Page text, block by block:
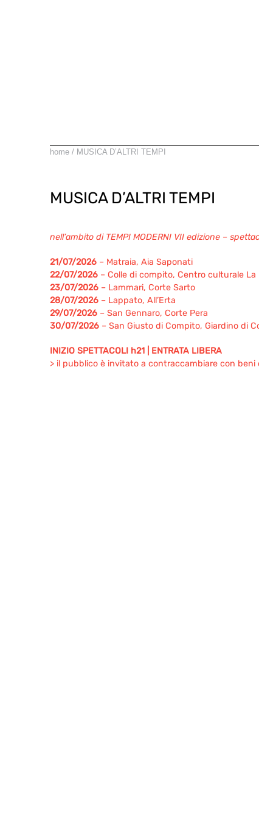
home / MUSICA D’ALTRI TEMPI
MUSICA D’ALTRI TEMPI
nell’ambito di TEMPI MODERNI VII edizione –
21/07/2026 – Matraia, Aia Saponati
22/07/2026 – Colle di compito, Centro culturale La
23/07/2026 – Lammari, Corte Sarto
28/07/2026 – Lappato, All’Erta
29/07/2026 – San Gennaro, Corte Pera
30/07/2026 – San Giusto di Compito, Giardino di
INIZIO SPETTACOLI h21 | ENTRATA LIBERA
> il pubblico è invitato a contraccambiare con